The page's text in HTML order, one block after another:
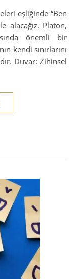
eşliğinde “Ben
alacağız. Platon,
önemli bir
kendi sınırlarını
Duvar: Zihinsel